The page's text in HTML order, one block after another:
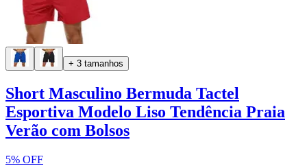
+ 3 tamanhos
Short Masculino Bermuda Tactel
Esportiva Modelo Liso Tendência Praia
Verão com Bolsos
5% OFF